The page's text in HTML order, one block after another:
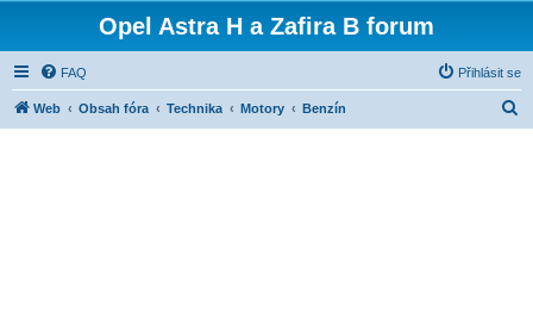
Opel Astra H a Zafira B forum
FAQ Přihlásit se
Web Obsah fóra Technika Motory Benzín